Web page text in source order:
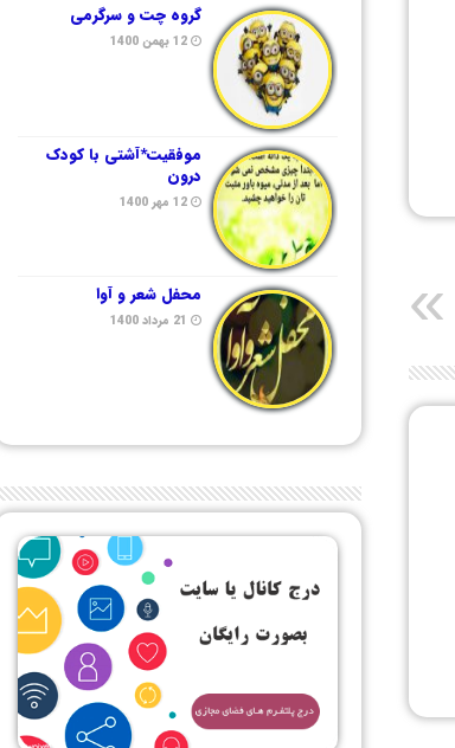
گروه چت و سرگرمی
12 بهمن 1400
موفقیت*آشتی با کودک
درون
12 مهر 1400
محفل شعر و آوا
21 مرداد 1400